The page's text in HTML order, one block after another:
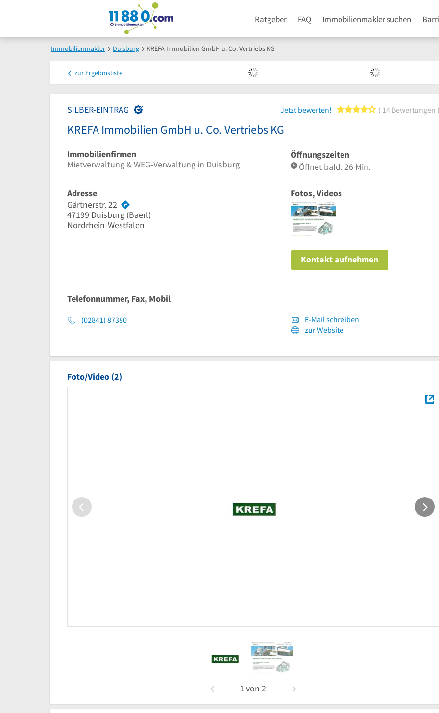
Ratgeber FAQ Immobilienmakler suchen
Immobilienmakler Duisburg KREFA Immobilien GmbH u. Co. Vertriebs KG
zur Ergebnisliste
SILBER-EINTRAG Jetzt bewerten! 4 von 5 Sternen
14 Bewertungen
KREFA Immobilien GmbH u. Co. Vertriebs KG
Immobilienfirmen
Mietverwaltung & WEG-Verwaltung in Duisburg
Öffnungszeiten
Öffnet bald: 26 Min.
Adresse
Gärtnerstr. 22
47199 Duisburg (Baerl)
Nordrhein-Westfalen
Fotos, Videos
Kontakt aufnehmen
Telefonnummer, Fax, Mobil
(02841) 87380
E-Mail schreiben
zur Website
Foto/Video (2)
1 von 2